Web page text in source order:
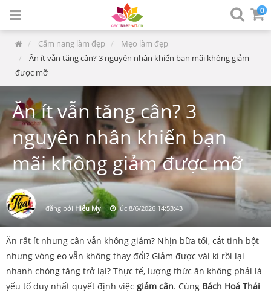
0
Cẩm nang làm đẹp
Mẹo làm đẹp
Ăn ít vẫn tăng cân? 3 nguyên nhân khiến bạn mãi không giảm
được mỡ
Ăn ít vẫn tăng cân? 3
nguyên nhân khiến bạn
mãi không giảm được mỡ
đăng bởi Hiểu My lúc 8/6/2026 14:53:43
Ăn rất ít nhưng cân vẫn không giảm? Nhịn bữa tối, cắt tinh bột
nhưng vòng eo vẫn không thay đổi? Giảm được vài kí rồi lại
nhanh chóng tăng trở lại? Thực tế, lượng thức ăn không phải là
yếu tố duy nhất quyết định việc giảm cân. Cùng Bách Hoá Thái